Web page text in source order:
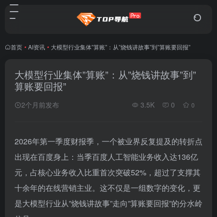
首页 • AI资讯 • 大模型行业集体”算账”：从”烧钱讲故事”到”算账要回报”
大模型行业集体”算账”：从”烧钱讲故事”到”
算账要回报”
2个月前发布 3.5K 0 0
2026年第一季度财报季，一个被业界反复提及的转折点
出现在百度身上：当季百度人工智能业务收入达136亿
元，占核心业务收入比重首次突破52%，超过了支撑其
十余年的在线营销主业。这不仅是一组数字的变化，更
是大模型行业从”烧钱讲故事”走向”算账要回报”的分水岭